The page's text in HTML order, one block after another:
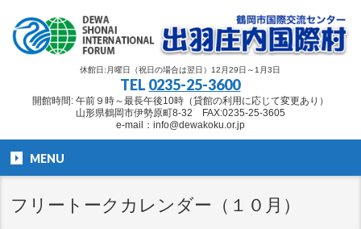
休館日:月曜日（祝日の場合は翌日）12月29日～1月3日
TEL 0235-25-3600
開館時間: 午前９時～最長午後10時（貸館の利用に応じて変更あり）
山形県鶴岡市伊勢原町8-32 FAX:0235-25-3605
e-mail：info@dewakoku.or.jp
MENU
フリートークカレンダー（１０月）